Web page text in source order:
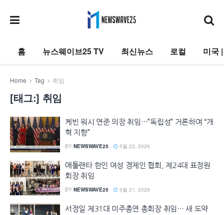
홈 뉴스웨이브25 TV 최신뉴스 로컬 미국
Home Tag 취임
[태그:] 취임
케빈 워시 연준 의장 취임…”독립성” 거론하며 “개
혁 지향”
BY NEWSWAVE25 5월 23, 2026
애틀랜타 한인 여성 경제인 협회, 제24대 표정원
회장 취임
BY NEWSWAVE25 3월 21, 2026
서정일 제31대 미주총연 총회장 취임… 새 도약